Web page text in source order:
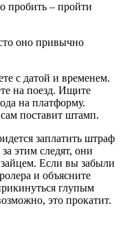
пробить – пройти
оно привычно
с датой и временем.
на поезд. Ищите
на платформу.
поставит штамп.
заплатить штраф
этим следят, они
Если вы забыли
и объясните
глупым
это прокатит.